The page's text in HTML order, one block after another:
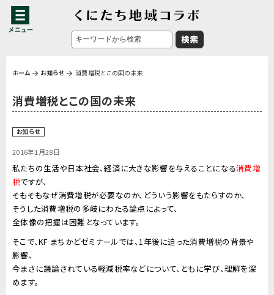
ホーム お知らせ 消費増税とこの国の未来
消費増税とこの国の未来
お知らせ
2016年1月28日
私たちの生活や日本社会、経済に大きな影響を与えることになる消費増
税ですが、
そもそもなぜ消費増税が必要なのか、どういう影響をもたらすのか、
そうした消費増税の多岐にわたる論点によって、
全体像の把握は困難となっています。
そこで、KF まちかどゼミナールでは、1年後に迫った消費増税の背景や
影響、
今まさに議論されている軽減税率などについて、ともに学び、理解を深
めます。